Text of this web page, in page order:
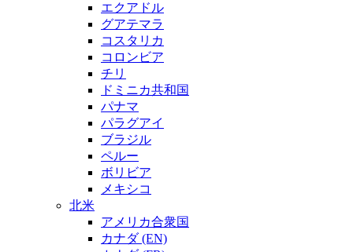
エクアドル
グアテマラ
コスタリカ
コロンビア
チリ
ドミニカ共和国
パナマ
パラグアイ
ブラジル
ペルー
ボリビア
メキシコ
北米
アメリカ合衆国
カナダ (EN)